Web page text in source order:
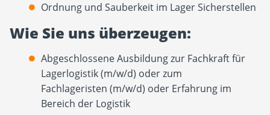
Ordnung und Sauberkeit im Lager Sicherstellen
Wie Sie uns überzeugen:
Abgeschlossene Ausbildung zur Fachkraft für
Lagerlogistik (m/w/d) oder zum
Fachlageristen (m/w/d) oder Erfahrung im
Bereich der Logistik